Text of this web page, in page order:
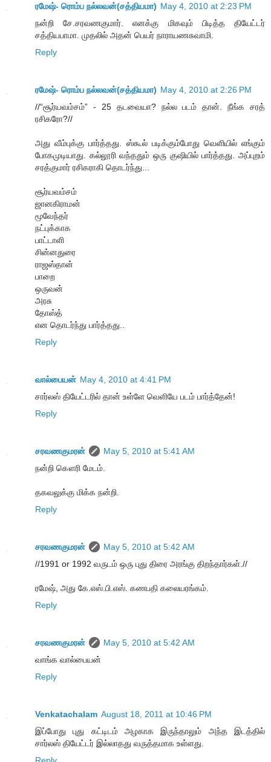
ரமேஷ்- ரொம்ப நல்லவன்(சத்தியமா) May 4, 2010 at 2:23 PM
நன்றி சே.சரவணகுமார். எனக்கு மிகவும் பிடித்த தியேட்டர்
சத்தியபாமா. முதலில் அதன் பெயர் நாராயணசுவாமி.
Reply
ரமேஷ்- ரொம்ப நல்லவன்(சத்தியமா) May 4, 2010 at 2:26 PM
//“சூர்யவம்சம்” - 25 தடவையா? நல்ல படம் தான். நீங்க சரத்
ரசிகரோ?//
அது வீம்புக்கு பார்த்தது. ஸ்கூல் படிக்கும்போது வெளியில் எங்கும்
போகமுடியாது. கல்லூரி வந்ததும் ஒரு குஷியில் பார்த்தது. அப்புறம்
சரத்குமார் ரசிகராகி தொடர்ந்து...
சூர்யவம்சம்
ஜானகிராமன்
மூவேந்தர்
நட்புக்காக
பாட்டாளி
சின்னதுரை
ராஜஸ்தான்
பாறை
ஒருவன்
அரசு
தோஸ்த்
என தொடர்ந்து பார்த்தது..
Reply
வால்பையன் May 4, 2010 at 4:41 PM
சார்லஸ் தியேட்டரில் தான் உள்ளே வெளியே படம் பார்த்தேன்!
Reply
சரவணகுமரன்
May 5, 2010 at 5:41 AM
நன்றி கௌரி மேடம்.
தகவலுக்கு மிக்க நன்றி.
Reply
சரவணகுமரன்
May 5, 2010 at 5:42 AM
//1991 or 1992 வருடம் ஒரு புது திரை அரங்கு திறந்தார்கள்.//
ரமேஷ், அது கே.எஸ்.பி.எஸ். கணபதி கலையரங்கம்.
Reply
சரவணகுமரன்
May 5, 2010 at 5:42 AM
வாங்க வால்பையன்
Reply
Venkatachalam August 18, 2011 at 10:46 PM
இப்போது புது கட்டிடம் அழகாக இருந்தாலும் அந்த இடத்தில்
சார்லஸ் தியேட்டர் இல்லாதது வருத்தமாக உள்ளது.
Reply